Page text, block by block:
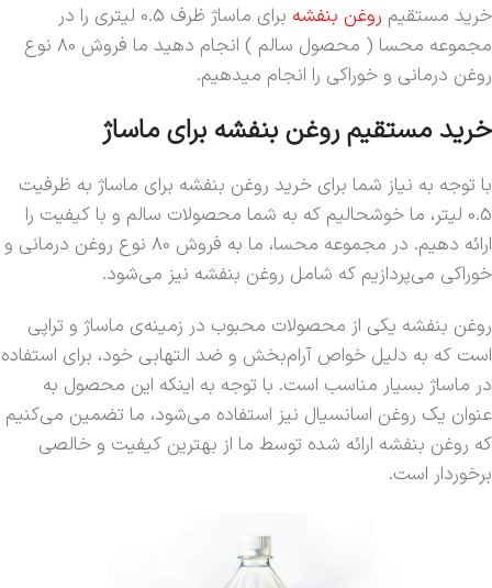
خرید مستقیم روغن بنفشه
برای ماساژ ظرف 0.5 لیتری را در
مجموعه محسا ( محصول سالم ) انجام دهید ما فروش 80 نوع
روغن درمانی و خوراکی را انجام میدهیم.
خرید مستقیم روغن بنفشه برای ماساژ
با توجه به نیاز شما برای خرید روغن بنفشه برای ماساژ به ظرفیت
0.5 لیتر، ما خوشحالیم که به شما محصولات سالم و با کیفیت را
ارائه دهیم. در مجموعه محسا، ما به فروش 80 نوع روغن درمانی و
خوراکی می‌پردازیم که شامل روغن بنفشه نیز می‌شود.
روغن بنفشه یکی از محصولات محبوب در زمینه‌ی ماساژ و تراپی
است که به دلیل خواص آرام‌بخش و ضد التهابی خود، برای استفاده
در ماساژ بسیار مناسب است. با توجه به اینکه این محصول به
عنوان یک روغن اسانسیال نیز استفاده می‌شود، ما تضمین می‌کنیم
که روغن بنفشه ارائه شده توسط ما از بهترین کیفیت و خالصی
برخوردار است.